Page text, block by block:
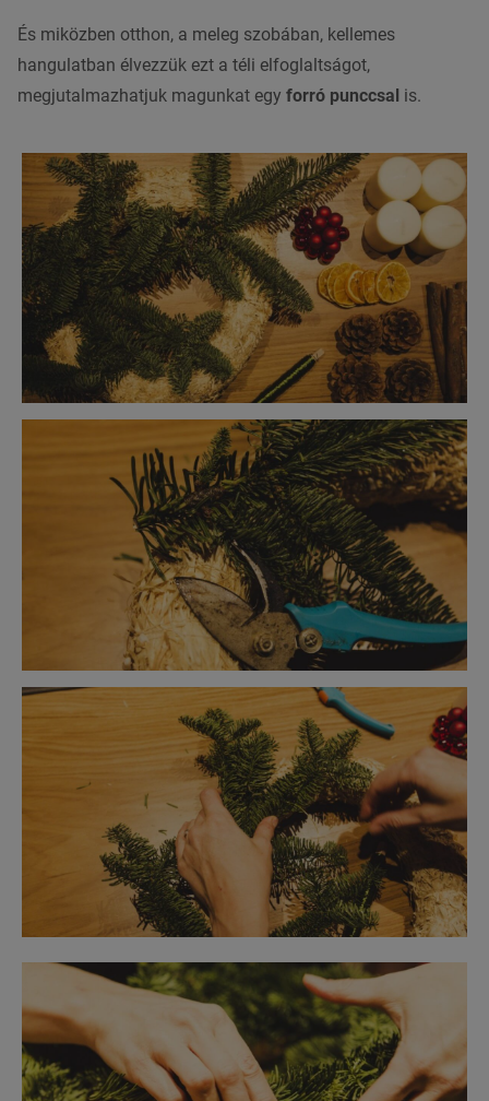
És miközben otthon, a meleg szobában, kellemes
hangulatban élvezzük ezt a téli elfoglaltságot,
megjutalmazhatjuk magunkat egy forró punccsal is.